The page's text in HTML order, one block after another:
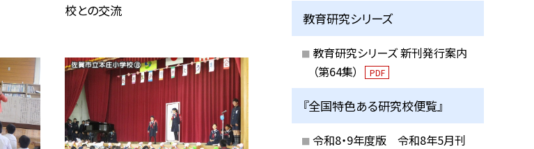
校との交流
教育研究シリーズ
教育研究シリーズ 新刊発行案内
（第64集）
PDF
『全国特色ある研究校便覧』
令和8・9年度版 令和8年5月刊